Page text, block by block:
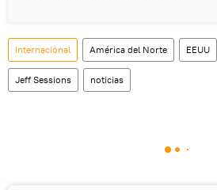
Internacional América del Norte EEUU
Jeff Sessions noticias